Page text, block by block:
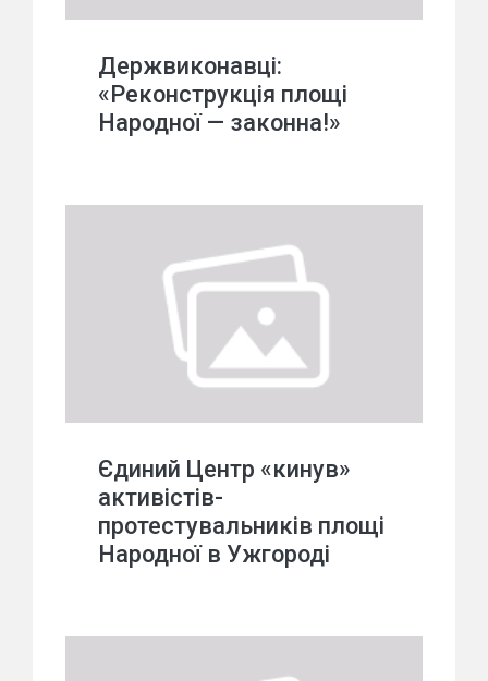
Держвиконавці:
«Реконструкція площі
Народної — законна!»
Єдиний Центр «кинув»
активістів-
протестувальників площі
Народної в Ужгороді